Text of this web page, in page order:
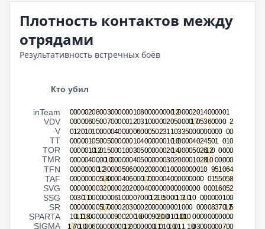
Плотность контактов между
отрядами
Результативность встречных боёв